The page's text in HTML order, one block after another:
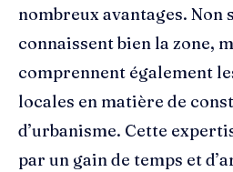
nombreux avantages. Non
connaissent bien la zone,
comprennent également
locales en matière de
d’urbanisme. Cette
par un gain de temps et